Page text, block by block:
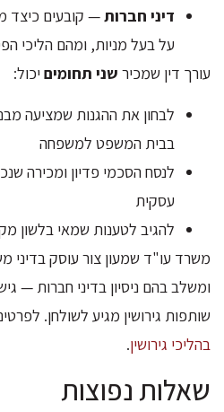
דיני חברות— קובעים כיצד
על בעל מניות, ומהם הליכי
עורך דין שמכיר שני תחומים יכול:
לבחון את ההגנות שמציעה
בבית המשפט למשפחה
לנסח הסכמי פדיון ומכירה
עסקית
להגיב לטענות שמאי בלשון
משרד עו"ד שמעון צור עוסק בדיני
ומשלב בהם ניסיון בדיני חברות —
שותפות גירושין מגיע לשולחן.
בהליכי גירושין.
שאלות נפוצות